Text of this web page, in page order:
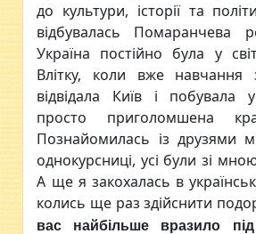
до культури, історії та
відбувалась Помаранчева
Україна постійно була у
Влітку, коли вже навчання
відвідала Київ і побувала
просто приголомшена
Познайомилась із друзями
однокурсниці, усі були зі
А ще я закохалась в
колись ще раз здійснити
вас найбільше вразило